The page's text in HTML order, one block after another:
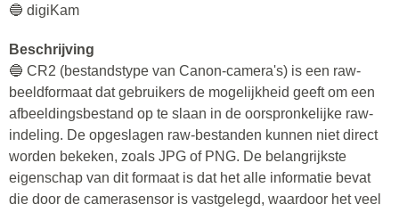
🔵 digiKam
Beschrijving
🔵 CR2 (bestandstype van Canon-camera's) is een raw-
beeldformaat dat gebruikers de mogelijkheid geeft om een
afbeeldingsbestand op te slaan in de oorspronkelijke raw-
indeling. De opgeslagen raw-bestanden kunnen niet direct
worden bekeken, zoals JPG of PNG. De belangrijkste
eigenschap van dit formaat is dat het alle informatie bevat
die door de camerasensor is vastgelegd, waardoor het veel